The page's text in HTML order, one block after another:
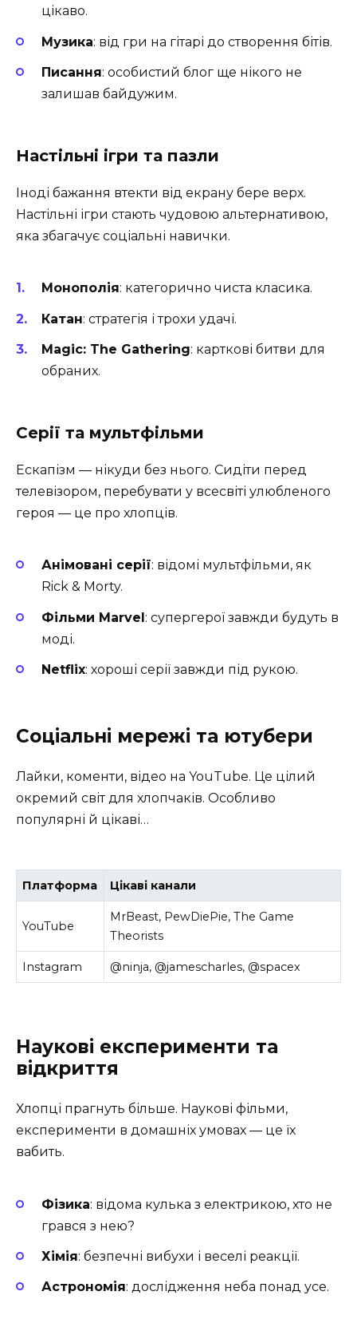
цікаво.
Музика: від гри на гітарі до створення бітів.
Писання: особистий блог ще нікого не
залишав байдужим.
Настільні ігри та пазли
Іноді бажання втекти від екрану бере верх.
Настільні ігри стають чудовою альтернативою,
яка збагачує соціальні навички.
Монополія: категорично чиста класика.
Катан: стратегія і трохи удачі.
Magic: The Gathering: карткові битви для
обраних.
Серії та мультфільми
Ескапізм — нікуди без нього. Сидіти перед
телевізором, перебувати у всесвіті улюбленого
героя — це про хлопців.
Анімовані серії: відомі мультфільми, як
Rick & Morty.
Фільми Marvel: супергерої завжди будуть в
моді.
Netflix: хороші серії завжди під рукою.
Соціальні мережі та ютубери
Лайки, коменти, відео на YouTube. Це цілий
окремий світ для хлопчаків. Особливо
популярні й цікаві…
Платформа Цікаві канали
YouTube
MrBeast, PewDiePie, The Game
Theorists
Instagram @ninja, @jamescharles, @spacex
Наукові експерименти та
відкриття
Хлопці прагнуть більше. Наукові фільми,
експерименти в домашніх умовах — це їх
вабить.
Фізика: відома кулька з електрикою, хто не
грався з нею?
Хімія: безпечні вибухи і веселі реакції.
Астрономія: дослідження неба понад усе.